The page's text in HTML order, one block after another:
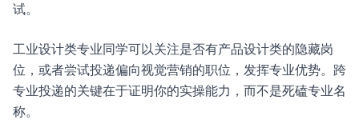
试。
工业设计类专业同学可以关注是否有产品设计类的隐藏岗
位，或者尝试投递偏向视觉营销的职位，发挥专业优势。跨
专业投递的关键在于证明你的实操能力，而不是死磕专业名
称。